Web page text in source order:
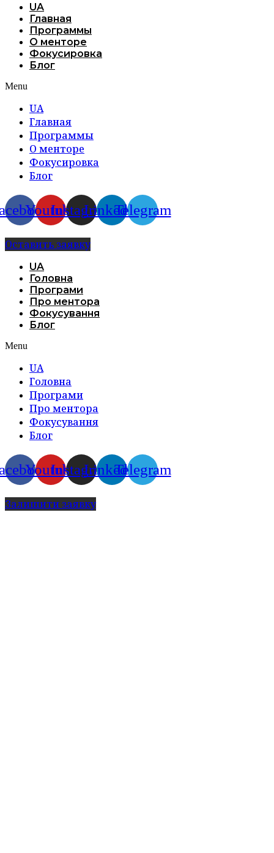
UA
Главная
Программы
О менторе
Фокусировка
Блог
Menu
UA
Главная
Программы
О менторе
Фокусировка
Блог
YoutubeInstagramLinkedinTelegram
Оставить заявку
UA
Головна
Програми
Про ментора
Фокусування
Блог
Menu
UA
Головна
Програми
Про ментора
Фокусування
Блог
YoutubeInstagramLinkedinTelegram
Залишити заявку